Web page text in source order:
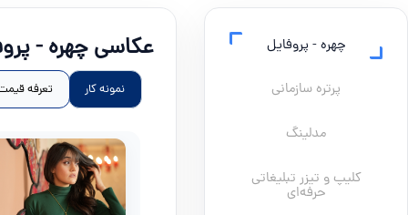
چهره - پروفایل
پرتره سازمانی
مدلینگ
کلیپ و تیزر تبلیغاتی
حرفه‌ای
عکاسی چهره -
نمونه کار تعرفه